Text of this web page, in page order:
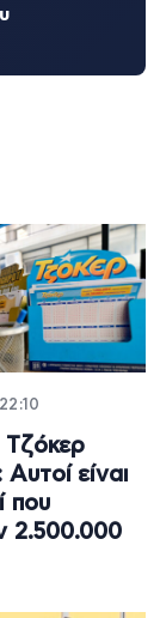
είναι
που
2.500.000